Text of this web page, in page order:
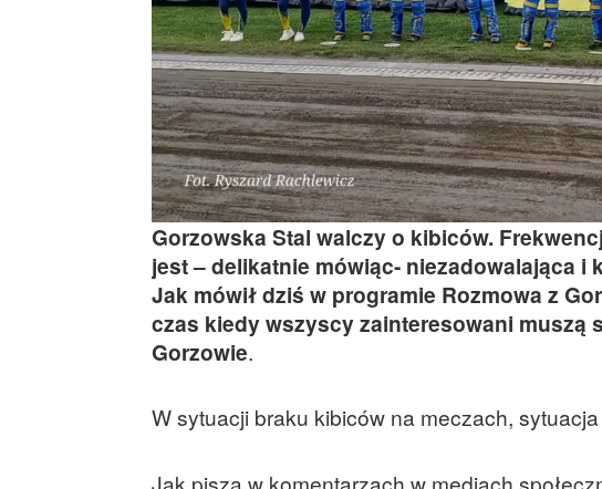
Gorzowska Stal walczy o kibiców.
jest – delikatnie mówiąc- niezadowalająca
Jak mówił dziś w programie Rozmowa z
czas kiedy wszyscy zainteresowani muszą
Gorzowie.
W sytuacji braku kibiców na meczach,
Jak piszą w komentarzach w mediach